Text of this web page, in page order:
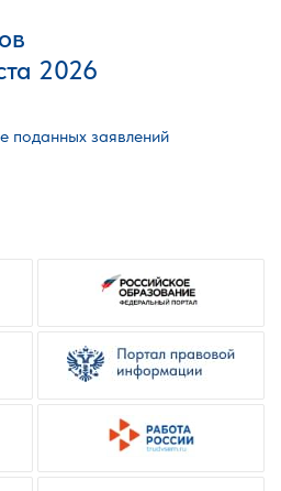
2026
поданных заявлений